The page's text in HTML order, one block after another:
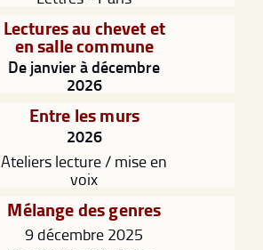
Lectures au chevet et
en salle commune
De janvier à décembre
2026
Entre les murs
2026
Ateliers lecture / mise en
voix
Mélange des genres
9 décembre 2025